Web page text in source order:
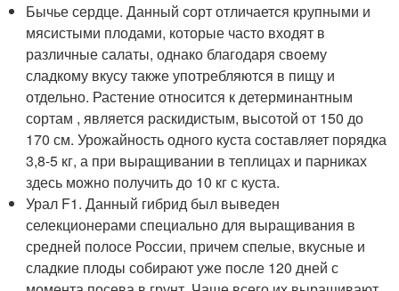
Бычье сердце. Данный сорт отличается крупными и
мясистыми плодами, которые часто входят в
различные салаты, однако благодаря своему
сладкому вкусу также употребляются в пищу и
отдельно. Растение относится к детерминантным
сортам , является раскидистым, высотой от 150 до
170 см. Урожайность одного куста составляет порядка
3,8-5 кг, а при выращивании в теплицах и парниках
здесь можно получить до 10 кг с куста.
Урал F1. Данный гибрид был выведен
селекционерами специально для выращивания в
средней полосе России, причем спелые, вкусные и
сладкие плоды собирают уже после 120 дней с